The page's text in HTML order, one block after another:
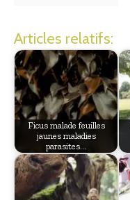
Articles relatifs:
Ficus malade feuilles
jaunes maladies
parasites…